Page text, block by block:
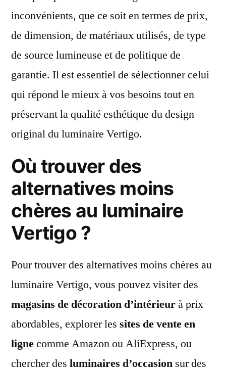
inconvénients, que ce soit en termes de prix,
de dimension, de matériaux utilisés, de type
de source lumineuse et de politique de
garantie. Il est essentiel de sélectionner celui
qui répond le mieux à vos besoins tout en
préservant la qualité esthétique du design
original du luminaire Vertigo.
Où trouver des
alternatives moins
chères au luminaire
Vertigo ?
Pour trouver des alternatives moins chères au
luminaire Vertigo, vous pouvez visiter des
magasins de décoration d’intérieurà prix
abordables, explorer les sites de vente en
lignecomme Amazon ou AliExpress, ou
chercher des luminaires d’occasion sur des